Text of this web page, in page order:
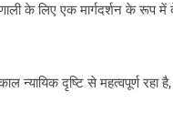
के लिए एक मार्गदर्शन के रूप में
न्यायिक दृष्टि से महत्वपूर्ण